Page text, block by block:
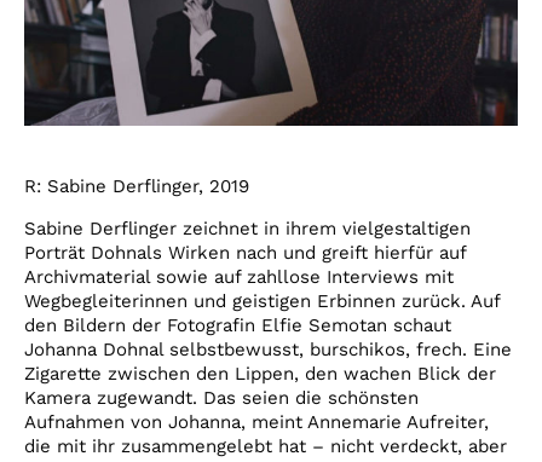
R: Sabine Derflinger, 2019
Sabine Derflinger zeichnet in ihrem vielgestaltigen
Porträt Dohnals Wirken nach und greift hierfür auf
Archivmaterial sowie auf zahllose Interviews mit
Wegbegleiterinnen und geistigen Erbinnen zurück. Auf
den Bildern der Fotografin Elfie Semotan schaut
Johanna Dohnal selbstbewusst, burschikos, frech. Eine
Zigarette zwischen den Lippen, den wachen Blick der
Kamera zugewandt. Das seien die schönsten
Aufnahmen von Johanna, meint Annemarie Aufreiter,
die mit ihr zusammengelebt hat – nicht verdeckt, aber